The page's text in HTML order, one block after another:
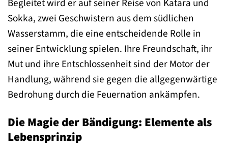
Begleitet wird er auf seiner Reise von Katara und
Sokka, zwei Geschwistern aus dem südlichen
Wasserstamm, die eine entscheidende Rolle in
seiner Entwicklung spielen. Ihre Freundschaft, ihr
Mut und ihre Entschlossenheit sind der Motor der
Handlung, während sie gegen die allgegenwärtige
Bedrohung durch die Feuernation ankämpfen.
Die Magie der Bändigung: Elemente als
Lebensprinzip